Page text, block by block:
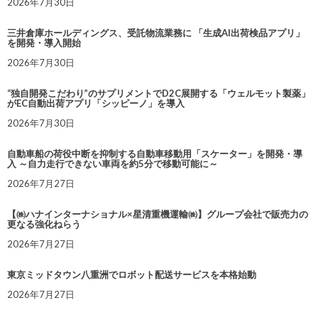
三井倉庫ホールディングス、受託物流業務に 「生成AI出荷検品アプリ」
を開発・導入開始
2026年7月30日
“独自開発こだわり”のサプリメントでD2C展開する「ウェルモット製薬」
がEC自動出荷アプリ「シッピーノ」を導入
2026年7月30日
自動車船の荷役中断を抑制する自動車移動用「スケーター」を開発・導
入 ～自力走行できない車両を約5分で移動可能に～
2026年7月27日
【㈱ハナインターナショナル×星清重機運輸㈱】グループ会社で販売力の
更なる強化ねらう
2026年7月27日
東京ミッドタウン八重洲でロボット配送サービスを本格始動
2026年7月27日